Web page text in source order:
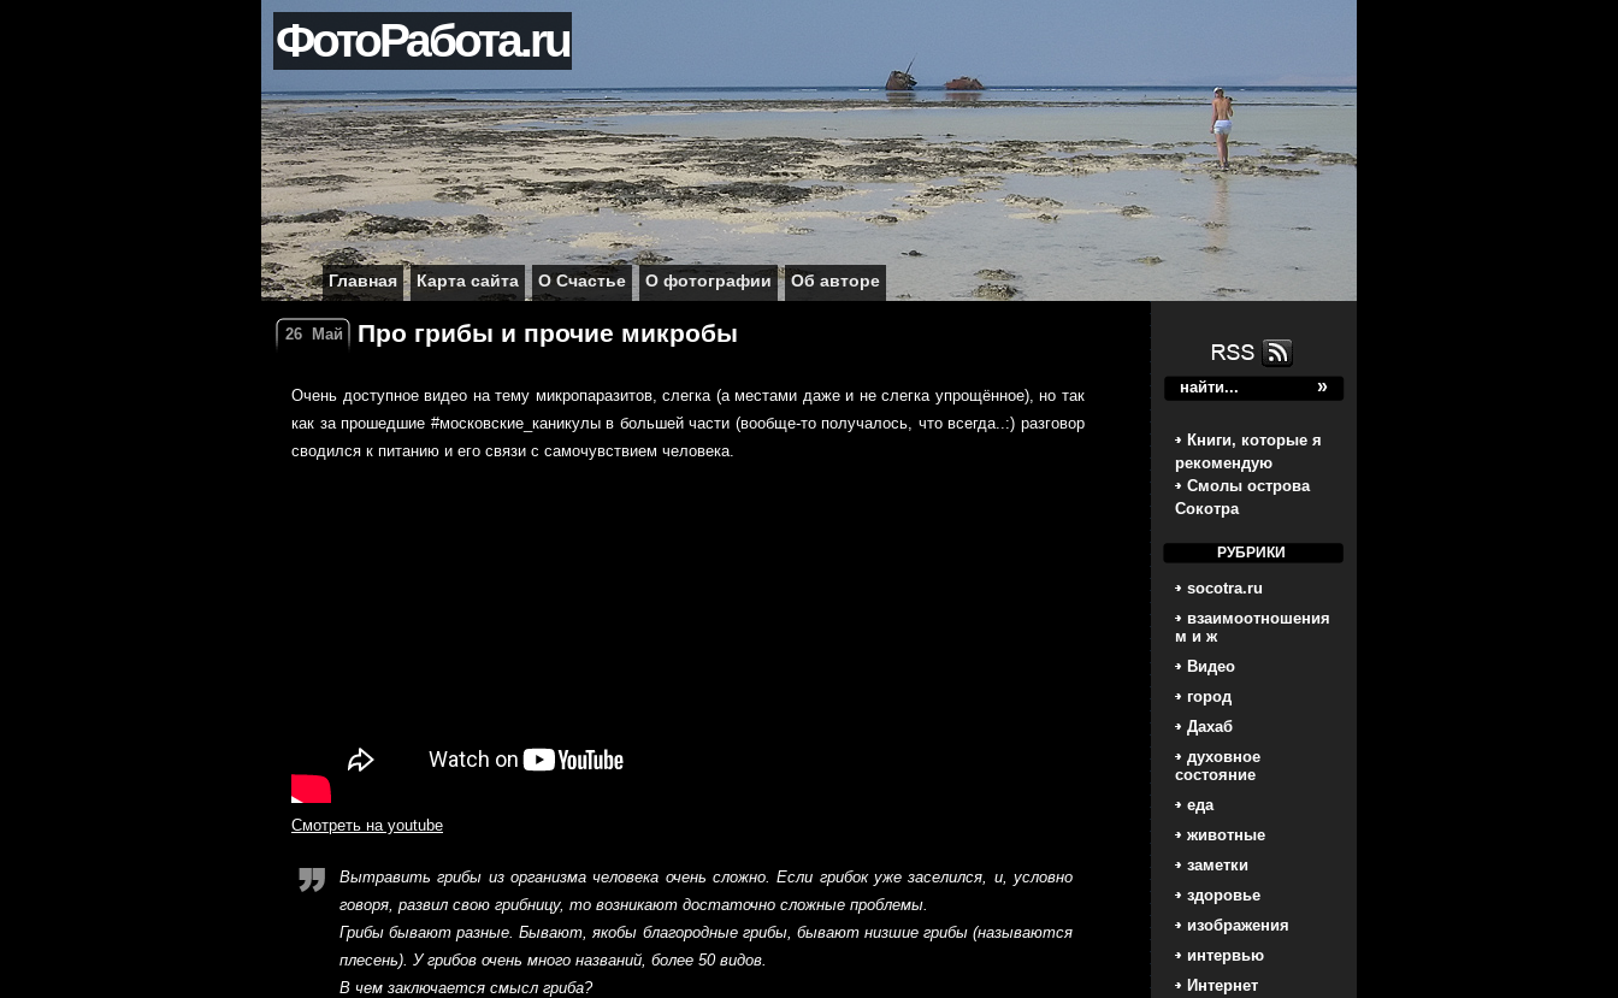
ФотоРабота.ru
Главная Карта сайта О Счастье О фотографии Об авторе
Книги, которые я
рекомендую
Смолы острова
Сокотра
РУБРИКИ
socotra.ru
взаимоотношения
м и ж
Видео
город
Дахаб
духовное
состояние
еда
животные
заметки
здоровье
изображения
интервью
Интернет
26 Май Про грибы и прочие микробы
Очень доступное видео на тему микропаразитов, слегка (а местами даже и не слегка упрощённое), но так
как за прошедшие #московские_каникулы в большей части (вообще-то получалось, что всегда..:) разговор
сводился к питанию и его связи с самочувствием человека.
Смотреть на youtube
Вытравить грибы из организма человека очень сложно. Если грибок уже заселился, и, условно
говоря, развил свою грибницу, то возникают достаточно сложные проблемы.
Грибы бывают разные. Бывают, якобы благородные грибы, бывают низшие грибы (называются
плесень). У грибов очень много названий, более 50 видов.
В чем заключается смысл гриба?